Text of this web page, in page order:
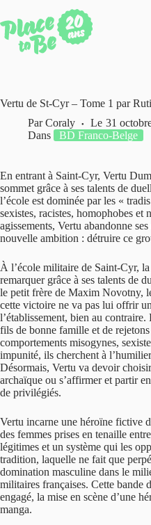
au
contenu
Vertu de St-Cyr – Tome 1 par
Par Coraly Le 31
Dans
BD Franco-Belge
En entrant à Saint-Cyr, Vertu
sommet grâce à ses talents de
l’école est dominée par les «
sexistes, racistes, homophobes et
agissements, Vertu abandonne
nouvelle ambition : détruire ce
À l’école militaire de Saint-Cyr,
remarquer grâce à ses talents de
le petit frère de Maxim Novotny,
cette victoire ne va pas lui offrir
l’établissement, bien au
fils de bonne famille et de
comportements misogynes,
impunité, ils cherchent à
Désormais, Vertu va devoir
archaïque ou s’affirmer et partir
de privilégiés.
Vertu incarne une héroïne fictive
des femmes prises en tenaille
légitimes et un système qui les
tradition, laquelle ne fait que
domination masculine dans le
militaires françaises. Cette bande
engagé, la mise en scène d’une
manga.